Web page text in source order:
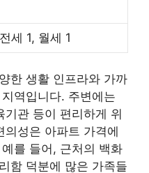
세 1, 월세 1
한 생활 인프라와 가까
역입니다. 주변에는
관 등이 편리하게 위
성은 아파트 가격에
를 들어, 근처의 백화
함 덕분에 많은 가족들